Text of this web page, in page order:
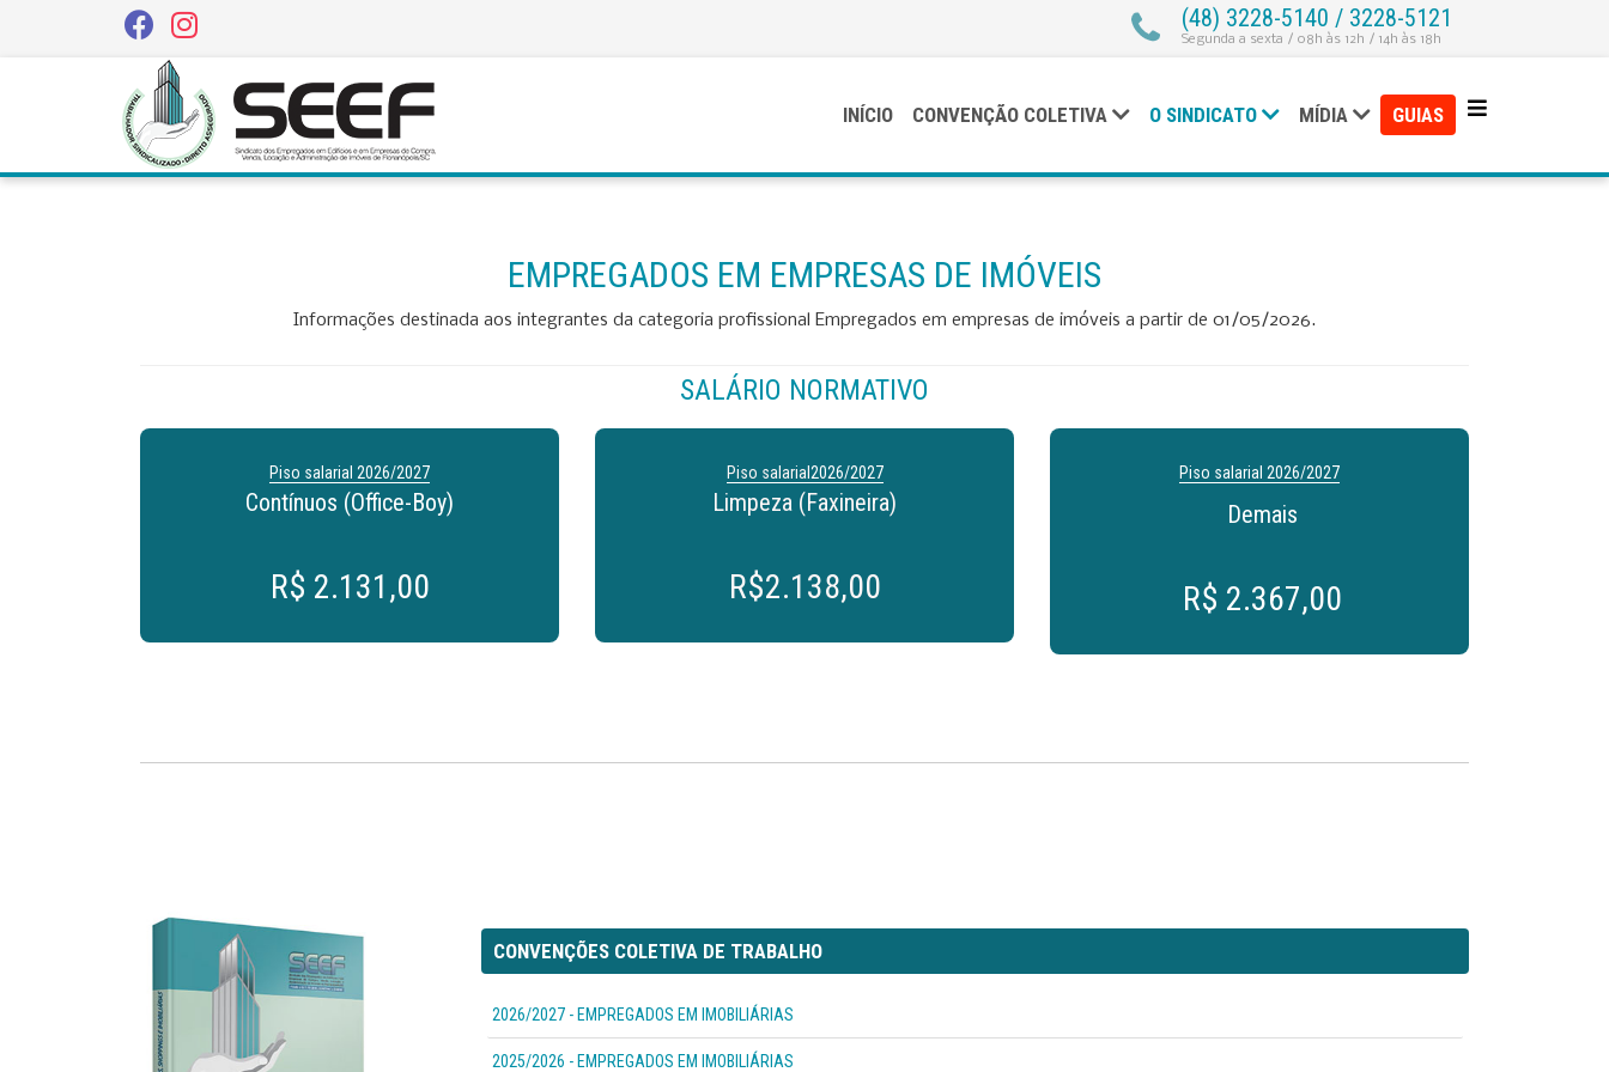
(48) 3228-5140 / 3228-5121
Segunda a sexta / 08h às 12h / 14h às 18h
INÍCIO CONVENÇÃO COLETIVA O SINDICATO MÍDIA GUIAS
EMPREGADOS EM EMPRESAS DE IMÓVEIS
Informações destinada aos integrantes da categoria profissional Empregados em empresas de imóveis a partir de 01/05/2026.
SALÁRIO NORMATIVO
Piso salarial 2026/2027
Contínuos (Office-Boy)
R$ 2.131,00
Piso salarial 2026/2027
Limpeza (Faxineira)
R$2.138,00
Piso salarial 2026/2027
Demais
R$ 2.367,00
CONVENÇÕES COLETIVA DE TRABALHO
2026/2027 - EMPREGADOS EM IMOBILIÁRIAS
2025/2026 - EMPREGADOS EM IMOBILIÁRIAS